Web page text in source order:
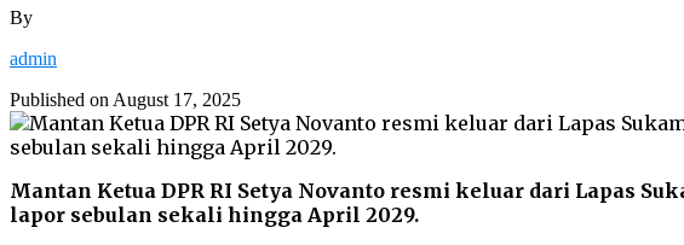
By
admin
Published on August 17, 2025
Mantan Ketua DPR RI Setya Novanto resmi keluar dari Lapas
lapor sebulan sekali hingga April 2029.